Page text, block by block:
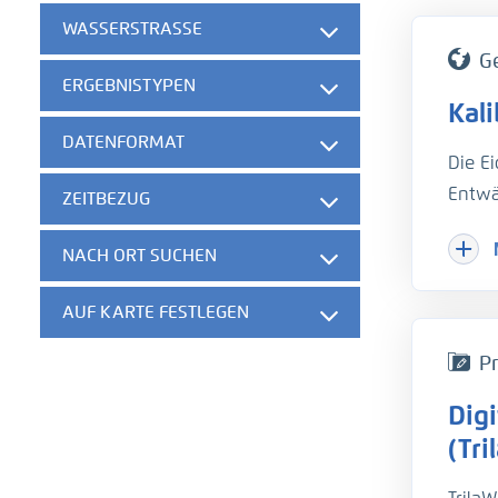
WASSERSTRASSE
ERGEBNISTYPEN
DATENFORMAT
ZEITBEZUG
NACH ORT SUCHEN
AUF KARTE FESTLEGEN
Die
der
die
Um